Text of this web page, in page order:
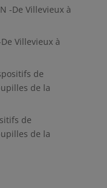
-De Villevieux à
Villevieux à
de
de la
de
de la